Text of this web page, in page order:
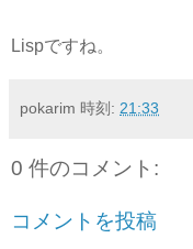
Lispですね。
pokarim 時刻: 21:33
0 件のコメント:
コメントを投稿